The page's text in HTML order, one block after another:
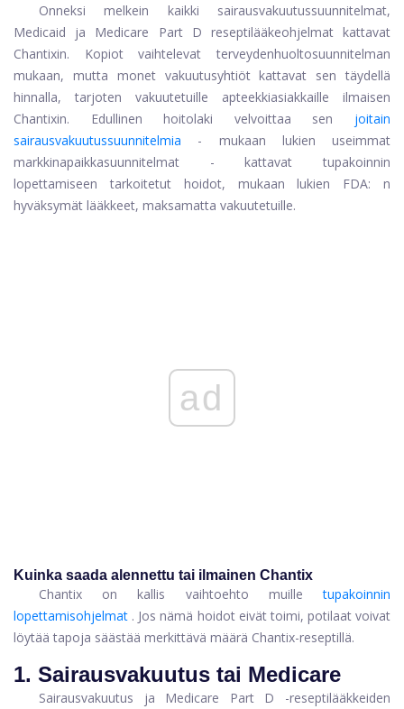
Onneksi melkein kaikki sairausvakuutussuunnitelmat,
Medicaid ja Medicare Part D reseptilääkeohjelmat kattavat
Chantixin. Kopiot vaihtelevat terveydenhuoltosuunnitelman
mukaan, mutta monet vakuutusyhtiöt kattavat sen täydellä
hinnalla, tarjoten vakuutetuille apteekkiasiakkaille ilmaisen
Chantixin. Edullinen hoitolaki velvoittaa sen
joitain
sairausvakuutussuunnitelmia
- mukaan lukien useimmat
markkinapaikkasuunnitelmat - kattavat tupakoinnin
lopettamiseen tarkoitetut hoidot, mukaan lukien FDA: n
hyväksymät lääkkeet, maksamatta vakuutetuille.
ad
Kuinka saada alennettu tai ilmainen Chantix
Chantix on kallis vaihtoehto muille
tupakoinnin
lopettamisohjelmat . Jos nämä hoidot eivät toimi, potilaat voivat
löytää tapoja säästää merkittävä määrä Chantix-reseptillä.
1. Sairausvakuutus tai Medicare
Sairausvakuutus ja Medicare Part D -reseptilääkkeiden